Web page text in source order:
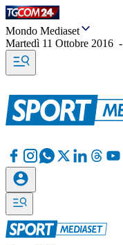
Mondo Mediaset
Martedì 11 Ottobre 2016 -